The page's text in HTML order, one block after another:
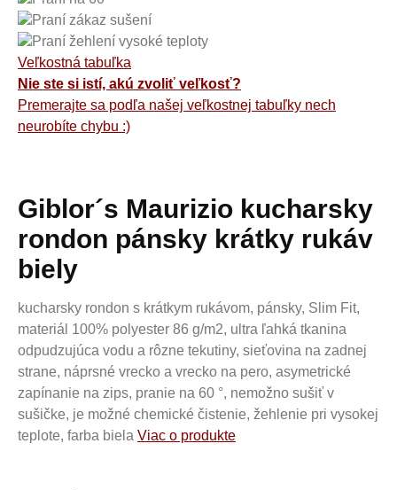
Giblor´s Maurizio kucharsky
rondon pánsky krátky rukáv
biely
kucharsky rondon s krátkym rukávom, pánsky, Slim Fit,
materiál 100% polyester 86 g/m2, ultra ľahká tkanina
odpudzujúca vodu a rôzne tekutiny, sieťovina na zadnej
strane, náprsné vrecko a vrecko na pero, asymetrické
zapínanie na zips, pranie na 60 °, nemožno sušiť v
sušičke, je možné chemické čistenie, žehlenie pri vysokej
teplote, farba biela Viac o produkte
Praní zákaz sušení
Praní žehlení vysoké teploty
Veľkostná tabuľka
Nie ste si istí, akú zvoliť veľkosť?
Premerajte sa podľa našej veľkostnej tabuľky nech
neurobíte chybu :)